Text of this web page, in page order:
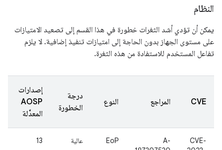
النظام
يمكن أن تؤدي أشد الثغرات خطورة في هذا القسم إلى تصعيد الامتيازات
على مستوى الجهاز بدون الحاجة إلى امتيازات تنفيذ إضافية. لا يلزم
تفاعل المستخدم للاستفادة من هذه الثغرة.
CVE المراجع النوع
درجة
الخطورة
إصدارات
AOSP
المعدَّلة
CVE-
A-
EoP عالية 13